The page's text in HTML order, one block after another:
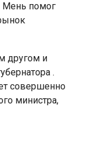
Мень помог
другом и
.
совершенно
министра,